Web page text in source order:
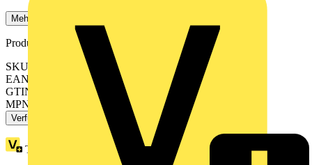
Mehr anzeigen
Produktkennzeichen
SKU: 221-2411
EAN: 4066966102666
GTIN: 4066966102666
MPN: 221-2411
Verfügbar: 4 Händler
Treuepunkte: